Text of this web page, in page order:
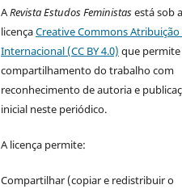
ARevista Estudos Feministasestá sob a
licençaCreative Commons Atribuição
Internacional (CC BY 4.0) que
compartilhamento do trabalho com
reconhecimento de autoria e
inicial neste periódico.
A licença permite:
Compartilhar (copiar e redistribuir o